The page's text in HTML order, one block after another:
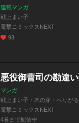
連載マンガ
戦上まい子
電撃コミックスNEXT
93
マンガ
戦上まい子・木の芽・へりがる
電撃コミックスNEXT
4巻まで配信中